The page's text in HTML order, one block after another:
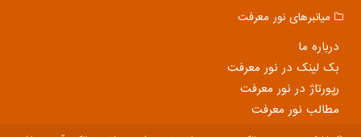
میانبرهای نور معرفت
درباره ما
بک لینک در نور معرفت
رپورتاژ در نور معرفت
مطالب نور معرفت